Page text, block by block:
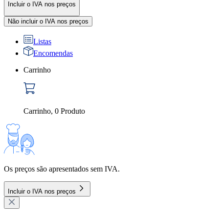
Incluir o IVA nos preços
Não incluir o IVA nos preços
Listas
Encomendas
Carrinho
Carrinho, 0 Produto
Os preços são apresentados sem IVA.
Incluir o IVA nos preços